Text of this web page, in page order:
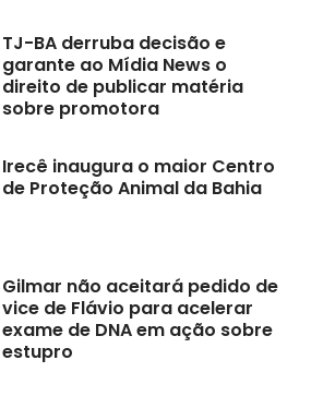
TJ-BA derruba decisão e
garante ao Mídia News o
direito de publicar matéria
sobre promotora
Irecê inaugura o maior Centro
de Proteção Animal da Bahia
Gilmar não aceitará pedido de
vice de Flávio para acelerar
exame de DNA em ação sobre
estupro